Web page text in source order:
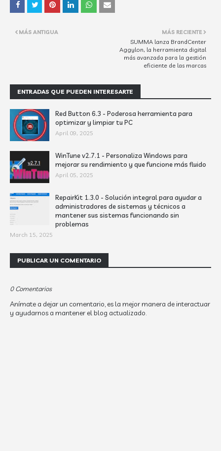
MÁS RECIENTE
SUMMA lanza BrandCenter
Aggylon, la herramienta digital
más avanzada para la gestión
eficiente de las marcas
MÁS ANTIGUA
ENTRADAS QUE PUEDEN INTERESARTE
Red Button 6.3 - Poderosa herramienta para
optimizar y limpiar tu PC
April 09, 2025
WinTune v2.7.1 - Personaliza Windows para
mejorar su rendimiento y que funcione más fluido
April 05, 2025
RepairKit 1.3.0 - Solución integral para ayudar a
administradores de sistemas y técnicos a
mantener sus sistemas funcionando sin
problemas
March 15, 2025
PUBLICAR UN COMENTARIO
0 Comentarios
Anímate a dejar un comentario, es la mejor manera de interactuar
y ayudarnos a mantener el blog actualizado.